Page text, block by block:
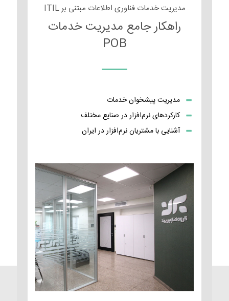
مدیریت خدمات فناوری اطلاعات مبتنی بر ITIL
راهکار جامع مدیریت خدمات
POB
مدیریت پیشخوان خدمات
کارکردهای نرم‌افزار در صنایع مختلف
آشنایی با مشتریان نرم‌افزار در ایران